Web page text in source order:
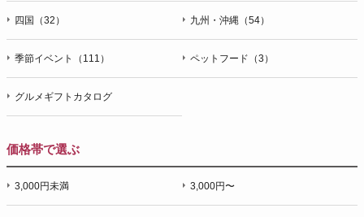
四国（32） 九州・沖縄（54）
季節イベント（111） ペットフード（3）
グルメギフトカタログ
価格帯で選ぶ
3,000円未満 3,000円〜